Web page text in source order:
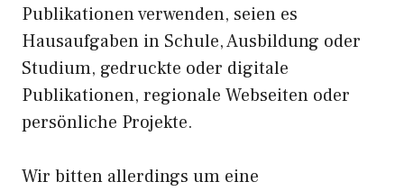
Publikationen verwenden, seien es
Hausaufgaben in Schule, Ausbildung oder
Studium, gedruckte oder digitale
Publikationen, regionale Webseiten oder
persönliche Projekte.
Wir bitten allerdings um eine